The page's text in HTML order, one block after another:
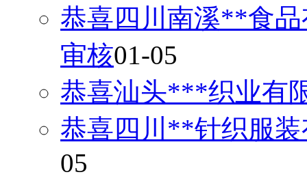
恭喜四川南溪**食
审核01-05
恭喜汕头***织业有
恭喜四川**针织服
05